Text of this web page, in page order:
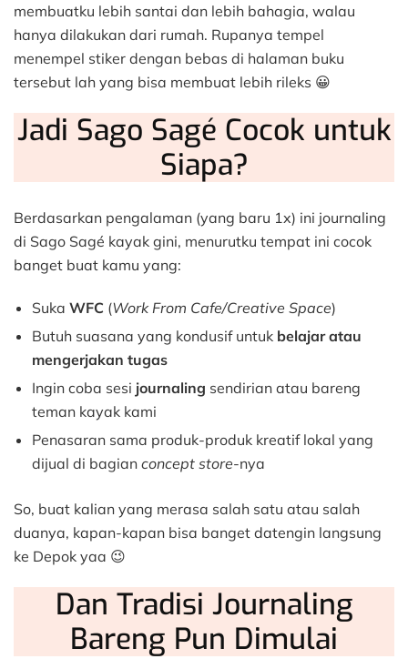
membuatku lebih santai dan lebih bahagia, walau
hanya dilakukan dari rumah. Rupanya tempel
menempel stiker dengan bebas di halaman buku
tersebut lah yang bisa membuat lebih rileks 😀
Jadi Sago Sagé Cocok untuk
Siapa?
Berdasarkan pengalaman (yang baru 1x) ini journaling
di Sago Sagé kayak gini, menurutku tempat ini cocok
banget buat kamu yang:
Suka WFC (Work From Cafe/Creative Space)
Butuh suasana yang kondusif untuk belajar atau
mengerjakan tugas
Ingin coba sesi journaling sendirian atau bareng
teman kayak kami
Penasaran sama produk-produk kreatif lokal yang
dijual di bagian concept store-nya
So, buat kalian yang merasa salah satu atau salah
duanya, kapan-kapan bisa banget datengin langsung
ke Depok yaa 😉
Dan Tradisi Journaling
Bareng Pun Dimulai